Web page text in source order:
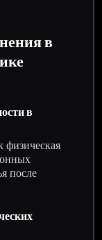
в
в
физическая
после